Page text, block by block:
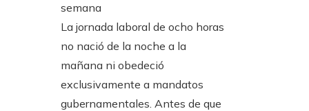
semana
La jornada laboral de ocho horas
no nació de la noche a la
mañana ni obedeció
exclusivamente a mandatos
gubernamentales. Antes de que